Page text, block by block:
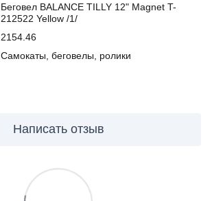
Беговел BALANCE TILLY 12" Magnet T-
212522 Yellow /1/
2154.46
Самокаты, беговелы, ролики
Написать отзыв